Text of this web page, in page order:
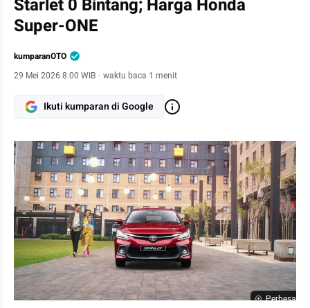
Starlet 0 Bintang; Harga Honda
Super-ONE
kumparanOTO
29 Mei 2026 8:00 WIB · waktu baca 1 menit
Ikuti kumparan di Google
Perbesar